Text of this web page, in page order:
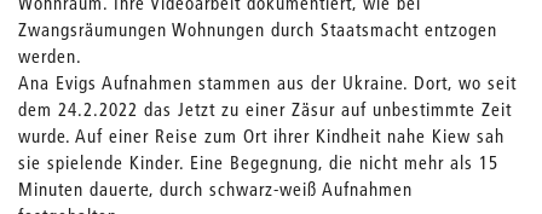
Zwangsräumungen Wohnungen durch Staatsmacht entzogen
werden.
Ana Evigs Aufnahmen stammen aus der Ukraine. Dort, wo seit
dem 24.2.2022 das Jetzt zu einer Zäsur auf unbestimmte Zeit
wurde. Auf einer Reise zum Ort ihrer Kindheit nahe Kiew sah
sie spielende Kinder. Eine Begegnung, die nicht mehr als 15
Minuten dauerte, durch schwarz-weiß Aufnahmen